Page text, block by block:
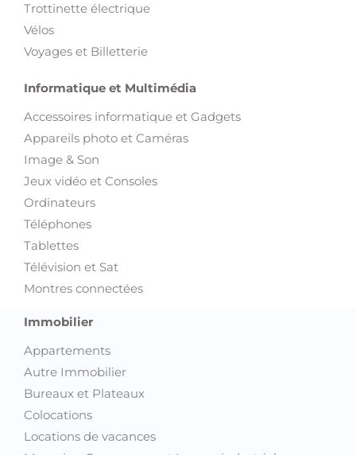
Trottinette électrique
Vélos
Voyages et Billetterie
Informatique et Multimédia
Accessoires informatique et Gadgets
Appareils photo et Caméras
Image & Son
Jeux vidéo et Consoles
Ordinateurs
Téléphones
Tablettes
Télévision et Sat
Montres connectées
Immobilier
Appartements
Autre Immobilier
Bureaux et Plateaux
Colocations
Locations de vacances